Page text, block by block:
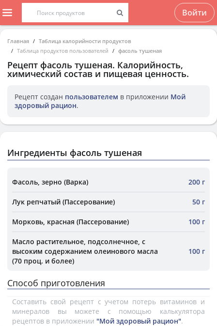
Войти
Главная
Таблица калорийности продуктов
Таблица продуктов пользователей
фасоль тушеная
Рецепт фасоль тушеная. Калорийность,
химический состав и пищевая ценность.
Рецепт создан пользователем в приложении Мой
здоровый рацион.
Ингредиенты фасоль тушеная
Фасоль, зерно (Варка) 200 г
Лук репчатый (Пассерование) 50 г
Морковь, красная (Пассерование) 100 г
Масло растительное, подсолнечное, с
высоким содержанием олеинового масла
(70 проц. и более)
100 г
Способ приготовления
Составить свой рецепт с учетом потерь витаминов и
минералов вы можете с помощью калькулятора
рецептов в приложении "Мой здоровый рацион".